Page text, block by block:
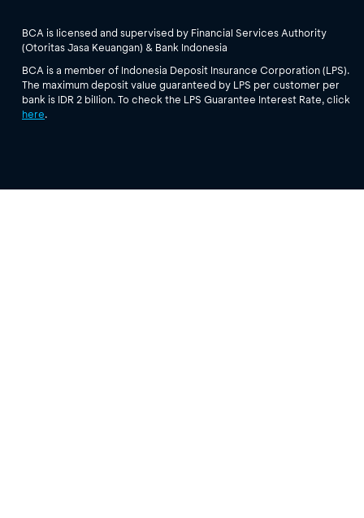
BCA is licensed and supervised by Financial Services Authority
(Otoritas Jasa Keuangan) & Bank Indonesia
BCA is a member of Indonesia Deposit Insurance Corporation (LPS).
The maximum deposit value guaranteed by LPS per customer per
bank is IDR 2 billion. To check the LPS Guarantee Interest Rate, click
here.